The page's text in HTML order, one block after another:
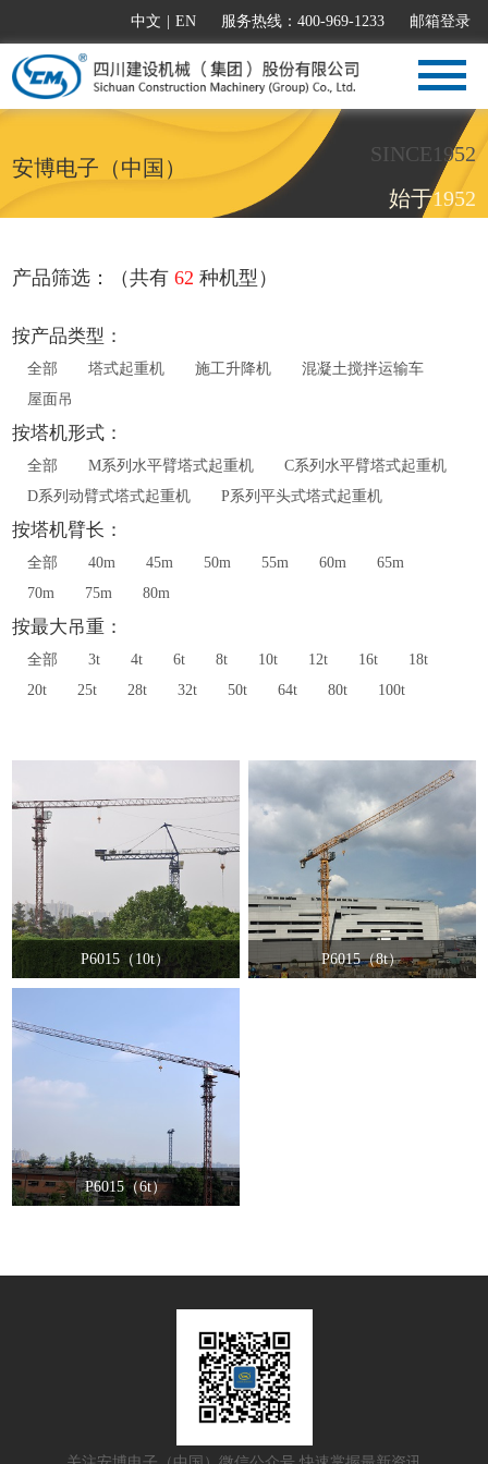
中文 EN 服务热线：400-969-1233 邮箱登录
安博电子（中国）
SINCE1952
始于1952
产品筛选：（共有62 种机型）
按产品类型：
全部 塔式起重机 施工升降机
混凝土搅拌运输车
屋面吊
按塔机形式：
全部 M系列水平臂塔式起重机
C系列水平臂塔式起重机
D系列动臂式塔式起重机
P系列平头式塔式起重机
按塔机臂长：
全部 40m 45m 50m 55m 60m
65m
70m
75m 80m
按最大吊重：
全部 3t 4t 6t 8t 10t 12t 16t
18t
20t
25t 28t 32t 50t 64t 80t 100t
P6015（10t） P6015（8t）
P6015（6t）